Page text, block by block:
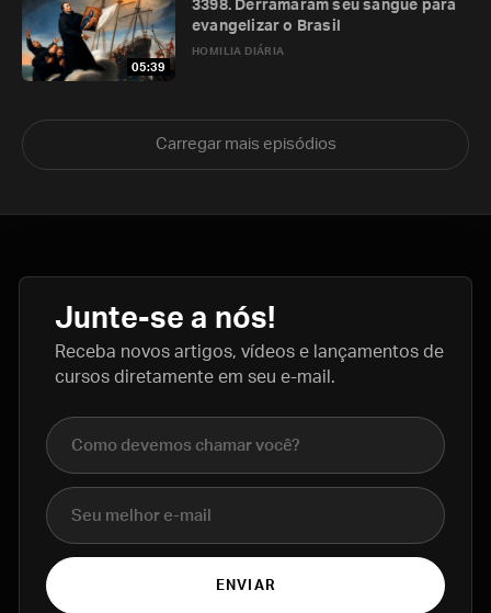
05:39
HOMILIA DIÁRIA
3398. Derramaram seu sangue para
evangelizar o Brasil
Carregar mais episódios
Junte-se a nós!
Receba novos artigos, vídeos e lançamentos de
cursos diretamente em seu e-mail.
Nome completo
E-mail
ENVIAR